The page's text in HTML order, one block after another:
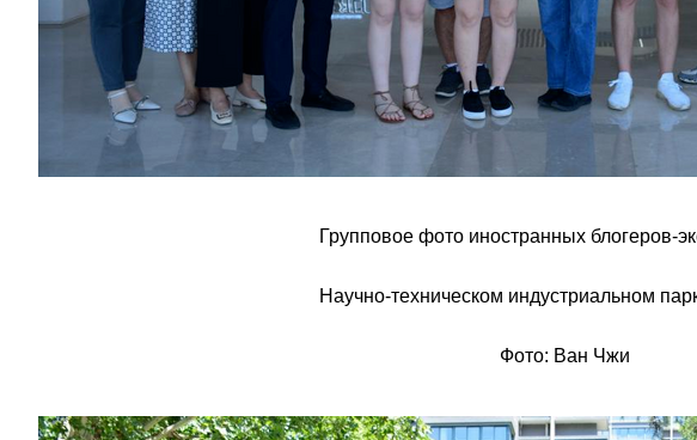
Групповое фото иностранных блогеров-
Научно-техническом индустриальном
Фото: Ван Чжи